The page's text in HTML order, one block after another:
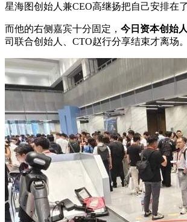
星海图创始人兼CEO高继扬把自己安排在
而他的右侧嘉宾十分固定， 今日资本创始
司联合创始人、CTO赵行分享结束才离场。